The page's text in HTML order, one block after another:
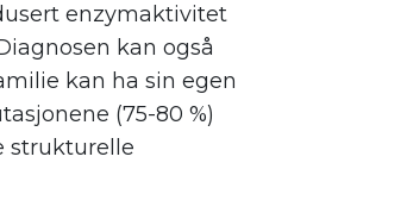
enzymaktivitet
kan også
kan ha sin egen
(75-80 %)
strukturelle